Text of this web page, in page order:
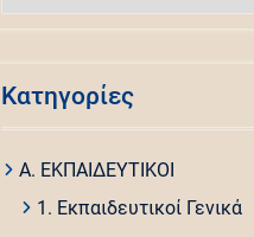
άρθρων
Kατηγορίες
Α. ΕΚΠΑΙΔΕΥΤΙΚΟΙ
1. Εκπαιδευτικοί Γενικά